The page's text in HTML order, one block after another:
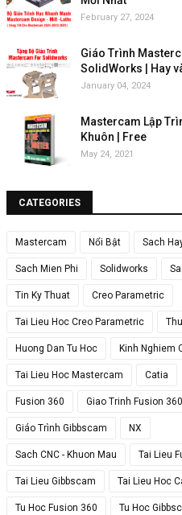
February 27, 2024
Giáo Trình
SolidWorks | Hay
January 04, 2024
Mastercam Lập
Khuôn | Free
May 24, 2021
CATEGORIES
Mastercam Nổi Bật Sach
Sach Mien Phi Solidworks
Tin Ky Thuat Creo Parametric
Tai Lieu Hoc Creo Parametric
Huong Dan Tu Hoc Kinh Nghiem
Tai Lieu Hoc Mastercam Catia
Fusion 360 Giao Trinh Fusion 360
Giáo Trình Gibbscam NX
Sach CNC - Khuon Mau Tai Lieu
Tai Lieu Gibbscam Tai Lieu Hoc
Tu Hoc Fusion 360 Tu Hoc